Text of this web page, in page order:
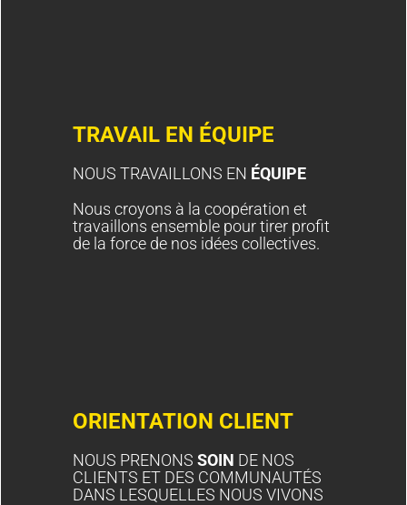
TRAVAIL EN ÉQUIPE
NOUS TRAVAILLONS EN ÉQUIPE
Nous croyons à la coopération et
travaillons ensemble pour tirer profit
de la force de nos idées collectives.
ORIENTATION CLIENT
NOUS PRENONS SOIN DE NOS
CLIENTS ET DES COMMUNAUTÉS
DANS LESQUELLES NOUS VIVONS